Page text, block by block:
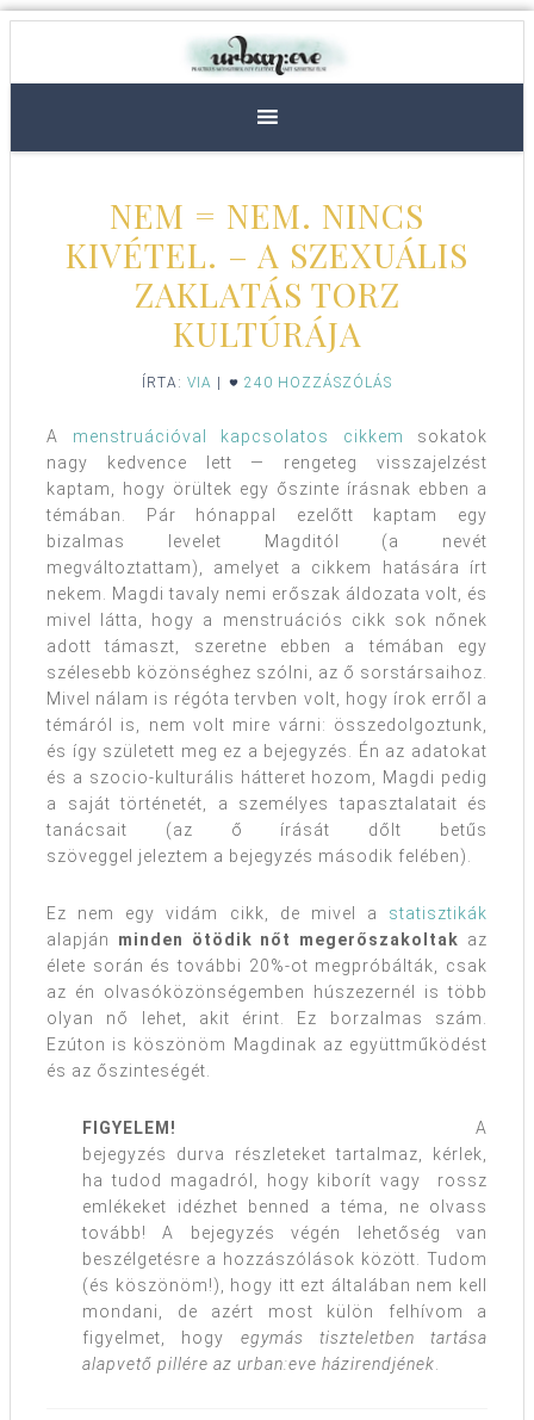
NEM = NEM. NINCS
KIVÉTEL. – A SZEXUÁLIS
ZAKLATÁS TORZ
KULTÚRÁJA
ÍRTA: VIA 240 HOZZÁSZÓLÁS
A menstruációval kapcsolatos cikkem sokatok
nagy kedvence lett — rengeteg visszajelzést
kaptam, hogy örültek egy őszinte írásnak ebben a
témában. Pár hónappal ezelőtt kaptam egy
bizalmas levelet Magditól (a nevét
megváltoztattam), amelyet a cikkem hatására írt
nekem. Magdi tavaly nemi erőszak áldozata volt, és
mivel látta, hogy a menstruációs cikk sok nőnek
adott támaszt, szeretne ebben a témában egy
szélesebb közönséghez szólni, az ő sorstársaihoz.
Mivel nálam is régóta tervben volt, hogy írok erről a
témáról is, nem volt mire várni: összedolgoztunk,
és így született meg ez a bejegyzés. Én az adatokat
és a szocio-kulturális hátteret hozom, Magdi pedig
a saját történetét, a személyes tapasztalatait és
tanácsait (az ő írását dőlt betűs
szöveggel jeleztem a bejegyzés második felében).
Ez nem egy vidám cikk, de mivel a statisztikák
alapján minden ötödik nőt megerőszakoltak az
élete során és további 20%-ot megpróbálták, csak
az én olvasóközönségemben húszezernél is több
olyan nő lehet, akit érint. Ez borzalmas szám.
Ezúton is köszönöm Magdinak az együttműködést
és az őszinteségét.
FIGYELEM!
A
bejegyzés durva részleteket tartalmaz, kérlek,
ha tudod magadról, hogy kiborít vagy rossz
emlékeket idézhet benned a téma, ne olvass
tovább! A bejegyzés végén lehetőség van
beszélgetésre a hozzászólások között. Tudom
(és köszönöm!), hogy itt ezt általában nem kell
mondani, de azért most külön felhívom a
figyelmet, hogy egymás tiszteletben tartása
alapvető pillére az urban:eve házirendjének.